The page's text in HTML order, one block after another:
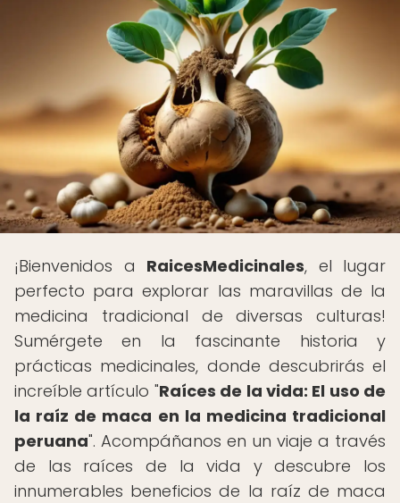
¡Bienvenidos a RaicesMedicinales, el lugar
perfecto para explorar las maravillas de la
medicina tradicional de diversas culturas!
Sumérgete en la fascinante historia y
prácticas medicinales, donde descubrirás el
increíble artículo "Raíces de la vida: El uso de
la raíz de maca en la medicina tradicional
peruana". Acompáñanos en un viaje a través
de las raíces de la vida y descubre los
innumerables beneficios de la raíz de maca